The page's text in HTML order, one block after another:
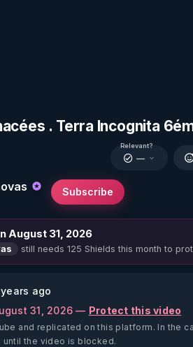
. Terra Incognita
Subscribe
Relevant?
—
August 31, 2026
still needs 125 Shields this month to
ago
31, 2026 — Protect this video
and replicated on this platform. In the
until the video is blocked.